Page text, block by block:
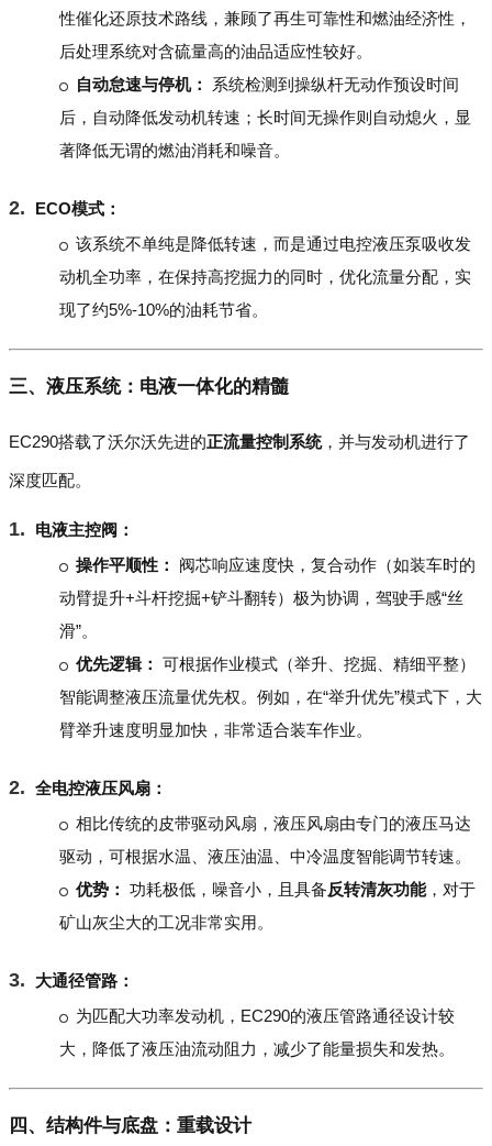
性催化还原技术路线，兼顾了再生可靠性和燃油经济性，
后处理系统对含硫量高的油品适应性较好。
自动怠速与停机：
系统检测到操纵杆无动作预设时间
后，自动降低发动机转速；长时间无操作则自动熄火，显
著降低无谓的燃油消耗和噪音。
ECO模式：
该系统不单纯是降低转速，而是通过电控液压泵吸收发
动机全功率，在保持高挖掘力的同时，优化流量分配，实
现了约5%-10%的油耗节省。
三、液压系统：电液一体化的精髓
EC290搭载了沃尔沃先进的正流量控制系统，并与发动机进行了
深度匹配。
电液主控阀：
操作平顺性：
阀芯响应速度快，复合动作（如装车时的
动臂提升+斗杆挖掘+铲斗翻转）极为协调，驾驶手感“丝
滑”。
优先逻辑： 可根据作业模式（举升、挖掘、精细平整）
智能调整液压流量优先权。例如，在“举升优先”模式下，大
臂举升速度明显加快，非常适合装车作业。
全电控液压风扇：
相比传统的皮带驱动风扇，液压风扇由专门的液压马达
驱动，可根据水温、液压油温、中冷温度智能调节转速。
优势： 功耗极低，噪音小，且具备反转清灰功能，对于
矿山灰尘大的工况非常实用。
大通径管路：
为匹配大功率发动机，EC290的液压管路通径设计较
大，降低了液压油流动阻力，减少了能量损失和发热。
四、结构件与底盘：重载设计